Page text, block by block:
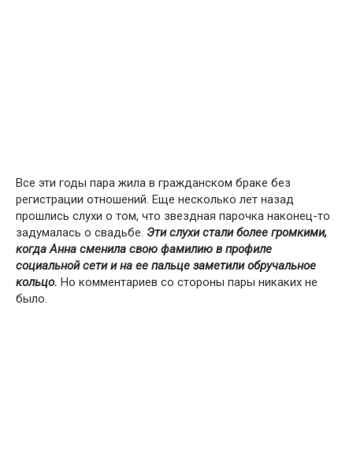
Все эти годы пара жила в гражданском браке без
регистрации отношений. Еще несколько лет назад
прошлись слухи о том, что звездная парочка наконец-то
задумалась о свадьбе. Эти слухи стали более громкими,
когда Анна сменила свою фамилию в профиле
социальной сети и на ее пальце заметили обручальное
кольцо. Но комментариев со стороны пары никаких не
было.